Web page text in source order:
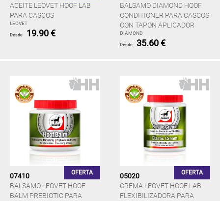
ACEITE LEOVET HOOF LAB
PARA CASCOS
LEOVET
Desde 19.90 €
BALSAMO DIAMOND HOOF
CONDITIONER PARA CASCOS
CON TAPON APLICADOR
DIAMOND
Desde 35.60 €
07410 OFERTA
BALSAMO LEOVET HOOF
BALM PREBIOTIC PARA
05020 OFERTA
CREMA LEOVET HOOF LAB
FLEXIBILIZADORA PARA